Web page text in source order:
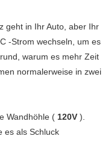
geht in Ihr Auto, aber Ihr
-Strom wechseln, um es
warum es mehr Zeit
normalerweise in zwei
Wandhöhle ( 120V ).
es als Schluck